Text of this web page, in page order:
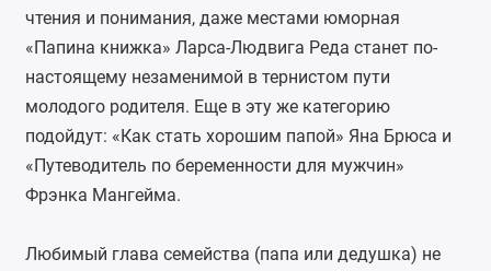
чтения и понимания, даже местами юморная
«Папина книжка» Ларса-Людвига Реда станет по-
настоящему незаменимой в тернистом пути
молодого родителя. Еще в эту же категорию
подойдут: «Как стать хорошим папой» Яна Брюса и
«Путеводитель по беременности для мужчин»
Фрэнка Мангейма.
Любимый глава семейства (папа или дедушка) не